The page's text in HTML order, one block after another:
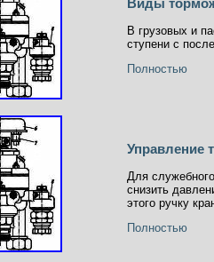
Виды
В грузовых и
ступени с
Полностью
Управление
Для
снизить
этого ручку
Полностью